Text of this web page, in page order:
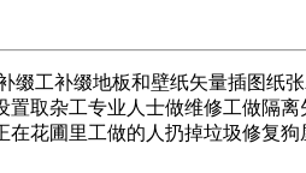
工补缀地板和壁纸矢量插图纸
取杂工专业人士做维修工做隔
花圃里工做的人扔掉垃圾修复